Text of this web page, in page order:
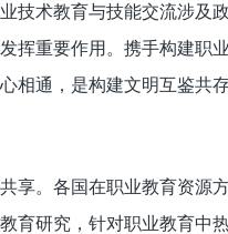
技术教育与技能交流涉及
挥重要作用。携手构建职
通，是构建文明互鉴共
享。各国在职业教育资源
育研究，针对职业教育中